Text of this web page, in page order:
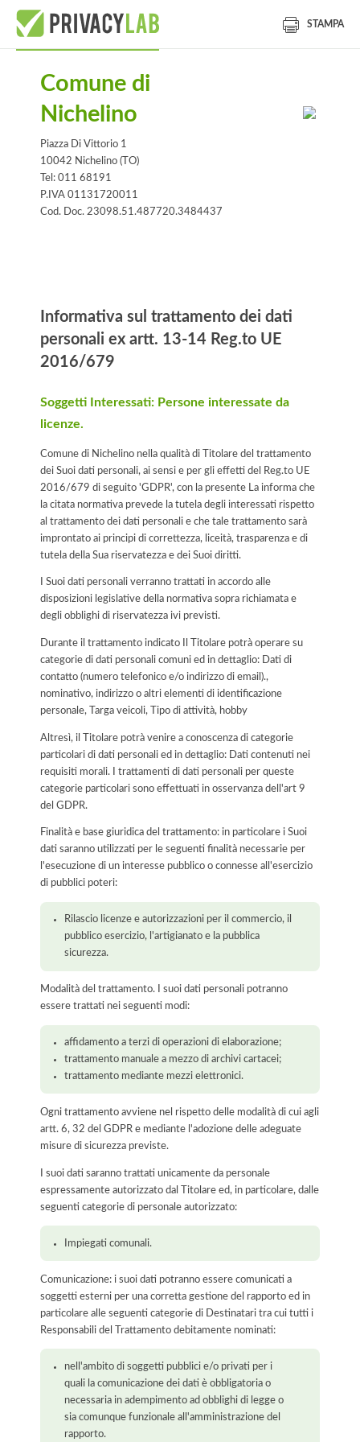
STAMPA
Comune di
Nichelino
Piazza Di Vittorio 1
10042 Nichelino (TO)
Tel: 011 68191
P.IVA 01131720011
Cod. Doc. 23098.51.487720.3484437
Informativa sul trattamento dei dati
personali ex artt. 13-14 Reg.to UE
2016/679
Soggetti Interessati: Persone interessate da
licenze.
Comune di Nichelino nella qualità di Titolare del trattamento
dei Suoi dati personali, ai sensi e per gli effetti del Reg.to UE
2016/679 di seguito 'GDPR', con la presente La informa che
la citata normativa prevede la tutela degli interessati rispetto
al trattamento dei dati personali e che tale trattamento sarà
improntato ai principi di correttezza, liceità, trasparenza e di
tutela della Sua riservatezza e dei Suoi diritti.
I Suoi dati personali verranno trattati in accordo alle
disposizioni legislative della normativa sopra richiamata e
degli obblighi di riservatezza ivi previsti.
Durante il trattamento indicato Il Titolare potrà operare su
categorie di dati personali comuni ed in dettaglio: Dati di
contatto (numero telefonico e/o indirizzo di email).,
nominativo, indirizzo o altri elementi di identificazione
personale, Targa veicoli, Tipo di attività, hobby
Altresì, il Titolare potrà venire a conoscenza di categorie
particolari di dati personali ed in dettaglio: Dati contenuti nei
requisiti morali. I trattamenti di dati personali per queste
categorie particolari sono effettuati in osservanza dell'art 9
del GDPR.
Finalità e base giuridica del trattamento: in particolare i Suoi
dati saranno utilizzati per le seguenti finalità necessarie per
l'esecuzione di un interesse pubblico o connesse all'esercizio
di pubblici poteri:
Rilascio licenze e autorizzazioni per il commercio, il
pubblico esercizio, l'artigianato e la pubblica
sicurezza.
Modalità del trattamento. I suoi dati personali potranno
essere trattati nei seguenti modi:
affidamento a terzi di operazioni di elaborazione;
trattamento manuale a mezzo di archivi cartacei;
trattamento mediante mezzi elettronici.
Ogni trattamento avviene nel rispetto delle modalità di cui agli
artt. 6, 32 del GDPR e mediante l'adozione delle adeguate
misure di sicurezza previste.
I suoi dati saranno trattati unicamente da personale
espressamente autorizzato dal Titolare ed, in particolare, dalle
seguenti categorie di personale autorizzato:
Impiegati comunali.
Comunicazione: i suoi dati potranno essere comunicati a
soggetti esterni per una corretta gestione del rapporto ed in
particolare alle seguenti categorie di Destinatari tra cui tutti i
Responsabili del Trattamento debitamente nominati:
nell'ambito di soggetti pubblici e/o privati per i
quali la comunicazione dei dati è obbligatoria o
necessaria in adempimento ad obblighi di legge o
sia comunque funzionale all'amministrazione del
rapporto.